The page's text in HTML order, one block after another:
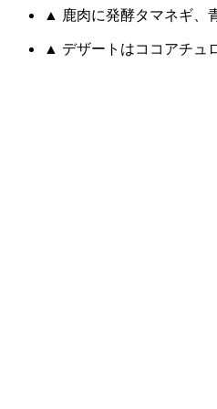
▲ 鹿肉に発酵タマネギ、
▲ デザートはココアチュ